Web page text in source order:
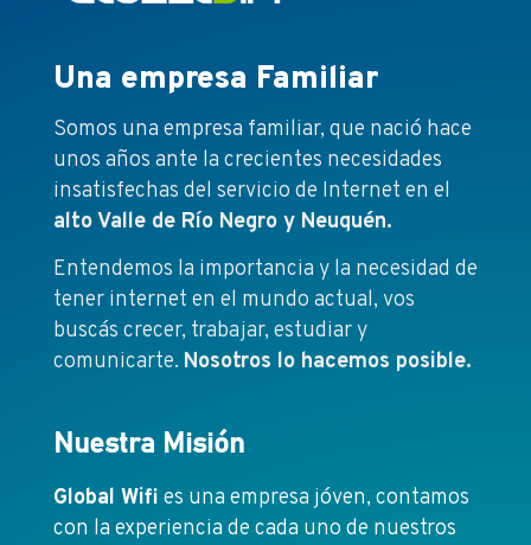
Una empresa Familiar
Somos una empresa familiar, que nació hace
unos años ante la crecientes necesidades
insatisfechas del servicio de Internet en el
alto Valle de Río Negro y Neuquén.
Entendemos la importancia y la necesidad de
tener internet en el mundo actual, vos
buscás crecer, trabajar, estudiar y
comunicarte. Nosotros lo hacemos posible.
Nuestra Misión
Global Wifi es una empresa jóven, contamos
con la experiencia de cada uno de nuestros